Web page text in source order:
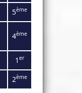
5ème
4ème
1 er
2ème